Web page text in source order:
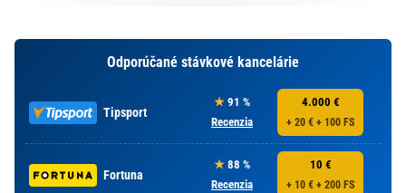
Odporúčané stávkové kancelárie
Tipsport
91 %
Recenzia
4.000 €
+ 20 € + 100 FS
Fortuna
88 %
Recenzia
10 €
+ 10 € + 200 FS